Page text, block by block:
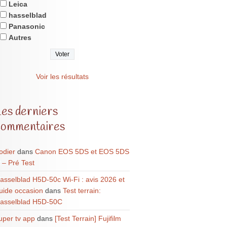
Leica
hasselblad
Panasonic
Autres
Voir les résultats
derniers
dans Canon EOS 5DS et EOS 5DS
– Pré Test
H5D-50c Wi-Fi : avis 2026 et
occasion dans Test terrain:
H5D-50C
tv appdans [Test Terrain] Fujifilm